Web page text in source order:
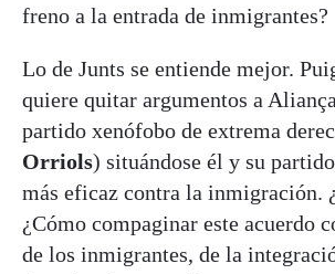
freno a la entrada de inmigrantes?
Lo de Junts se entiende mejor.
quiere quitar argumentos a
partido xenófobo de extrema
Orriols) situándose él y su
más eficaz contra la inmigración.
¿Cómo compaginar este acuerdo
de los inmigrantes, de la